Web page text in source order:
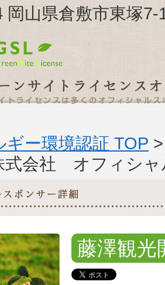
岡山県倉敷市東塚
ギー環境認証 TOP
式会社 オフィシャ
藤澤観光